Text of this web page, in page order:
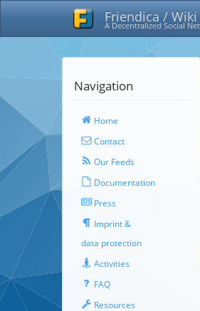
Friendica / Wiki
A Decentralized Social
Navigation
Home
Contact
Our Feeds
Documentation
Press
Imprint &
data protection
Activities
FAQ
Resources